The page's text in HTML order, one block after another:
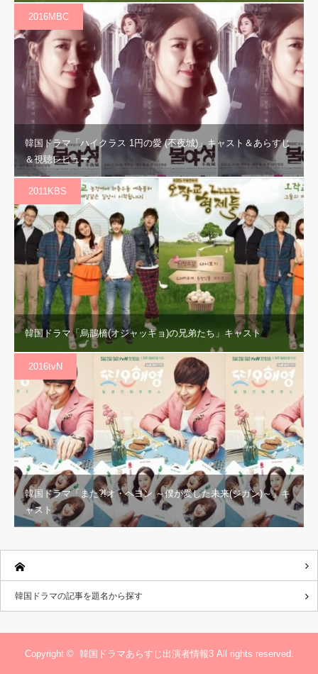
2016MBC
韓国ドラマ「ハイクラス 1円の愛 (不夜城)」キャスト＆あらすじ
＆視聴レビュー
2011KBS
韓国ドラマ「烏鵲橋(オジャッキョ)の兄弟たち」キャスト
2016tvN
韓国ドラマ「また?!オ・ヘヨン ～僕が愛した未来(ジカン)～」キ
ャスト
韓国ドラマの記事を題名から探す
Copyright © 韓国ドラマあらすじ出演者情報3All rights reserved.